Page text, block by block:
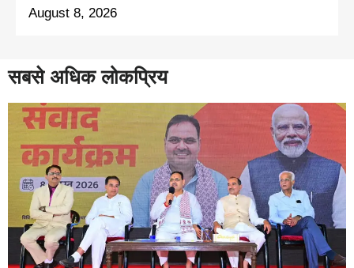
August 8, 2026
सबसे अधिक लोकप्रिय